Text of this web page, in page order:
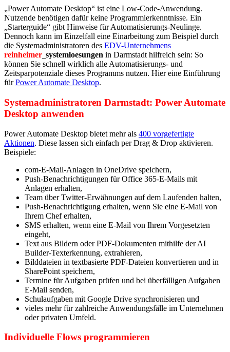
„Power Automate Desktop“ ist eine Low-Code-Anwendung.
Nutzende benötigen dafür keine Programmierkenntnisse. Ein
„Starterguide“ gibt Hinweise für Automatisierungs-Neulinge.
Dennoch kann im Einzelfall eine Einarbeitung zum Beispiel durch
die Systemadministratoren des EDV-Unternehmens
reinheimer systemloesungen in Darmstadt hilfreich sein: So
können Sie schnell wirklich alle Automatisierungs- und
Zeitsparpotenziale dieses Programms nutzen. Hier eine Einführung
fürPower Automate Desktop.
Systemadministratoren Darmstadt: Power Automate
Desktop anwenden
Power Automate Desktop bietet mehr als 400 vorgefertigte
Aktionen. Diese lassen sich einfach per Drag & Drop aktivieren.
Beispiele:
com-E-Mail-Anlagen in OneDrive speichern,
Push-Benachrichtigungen für Office 365-E-Mails mit
Anlagen erhalten,
Team über Twitter-Erwähnungen auf dem Laufenden halten,
Push-Benachrichtigung erhalten, wenn Sie eine E-Mail von
Ihrem Chef erhalten,
SMS erhalten, wenn eine E-Mail von Ihrem Vorgesetzten
eingeht,
Text aus Bildern oder PDF-Dokumenten mithilfe der AI
Builder-Texterkennung, extrahieren,
Bilddateien in textbasierte PDF-Dateien konvertieren und in
SharePoint speichern,
Termine für Aufgaben prüfen und bei überfälligen Aufgaben
E-Mail senden,
Schulaufgaben mit Google Drive synchronisieren und
vieles mehr für zahlreiche Anwendungsfälle im Unternehmen
oder privaten Umfeld.
Individuelle Flows programmieren